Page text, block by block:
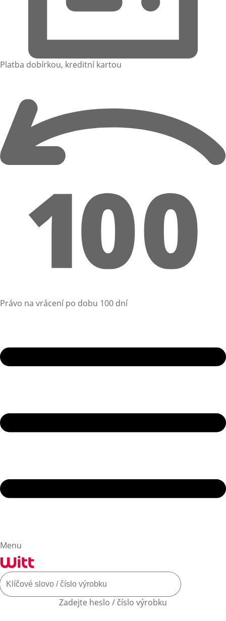
Platba dobírkou, kreditní kartou
Právo na vrácení po dobu 100 dní
Menu
Zadejte heslo / číslo výrobku